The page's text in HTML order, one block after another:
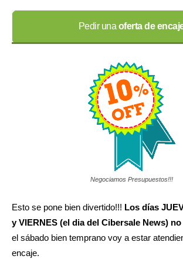
Pedir una oferta de
Negociamos Presupuestos!!!
Esto se pone bien divertido!!! Los días
y VIERNES (el dia del Cibersale News)
el sábado bien temprano voy a estar
encaje.